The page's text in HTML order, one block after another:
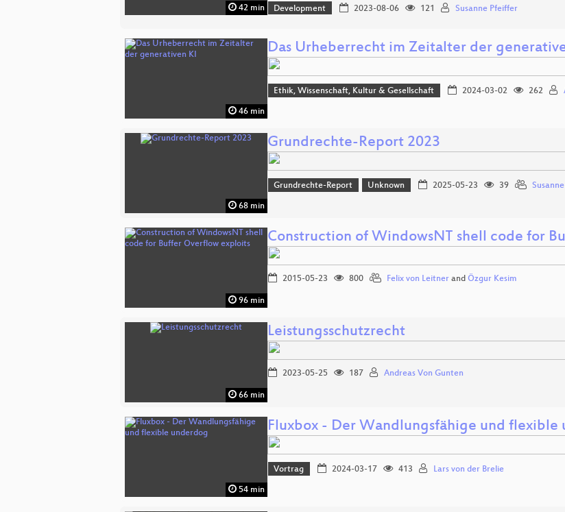
42 min Development 2023-08-06 121 Susanne Pfeiffer
46 min
Das Urheberrecht im Zeitalter der
Ethik, Wissenschaft, Kultur & Gesellschaft 2024-03-02 262
68 min
Grundrechte-Report 2023
Grundrechte-Report Unknown 2025-05-23 39
96 min
Construction of WindowsNT shell code for
2015-05-23 800 Felix von Leitner and Özgur Kesim
66 min
Leistungsschutzrecht
2023-05-25 187 Andreas Von Gunten
54 min
Fluxbox - Der Wandlungsfähige und flexible
Vortrag 2024-03-17 413 Lars von der Brelie